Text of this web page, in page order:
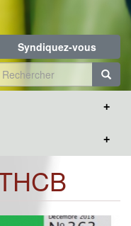
Syndiquez-vous